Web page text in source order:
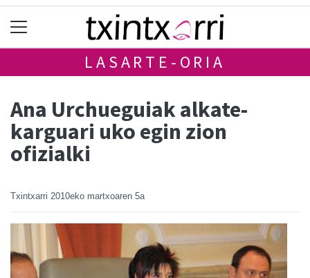
LASARTE-ORIA
Ana Urchueguiak alkate-
karguari uko egin zion
ofizialki
Txintxarri 2010eko martxoaren 5a